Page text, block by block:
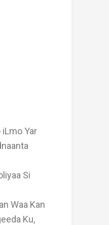
iLmo Yar
Si
Waa Kan
Ku,